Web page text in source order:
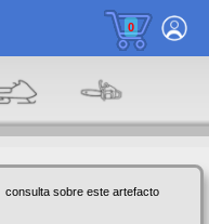
0
consulta sobre este artefacto